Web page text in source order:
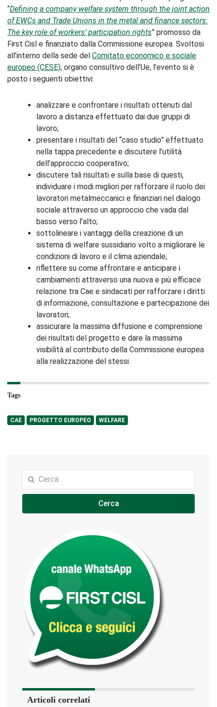
“Defining a company welfare system through the joint action
of EWCs and Trade Unions in the metal and finance sectors:
The key role of workers’ participation rights” promosso da
First Cisl e finanziato dalla Commissione europea. Svoltosi
all’interno della sede del Comitato economico e sociale
europeo (CESE), organo consultivo dell’Ue, l’evento si è
posto i seguenti obiettivi:
analizzare e confrontare i risultati ottenuti dal
lavoro a distanza effettuato dai due gruppi di
lavoro;
presentare i risultati del “caso studio” effettuato
nella tappa precedente e discutere l’utilità
dell’approccio cooperativo;
discutere tali risultati e sulla base di questi,
individuare i modi migliori per rafforzare il ruolo dei
lavoratori metalmeccanici e finanziari nel dialogo
sociale attraverso un approccio che vada dal
basso verso l’alto;
sottolineare i vantaggi della creazione di un
sistema di welfare sussidiario volto a migliorare le
condizioni di lavoro e il clima aziendale;
riflettere su come affrontare e anticipare i
cambiamenti attraverso una nuova e più efficace
relazione tra Cae e sindacati per rafforzare i diritti
di informazione, consultazione e partecipazione dei
lavoratori;
assicurare la massima diffusione e comprensione
dei risultati del progetto e dare la massima
visibilità al contributo della Commissione europea
alla realizzazione del stessi.
Tags
CAE PROGETTO EUROPEO WELFARE
Cerca
Articoli correlati